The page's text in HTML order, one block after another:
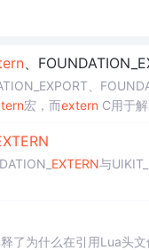
、
、
宏，而extern C用于
EXTERN与UIKIT_
了为什么在引用Lua头